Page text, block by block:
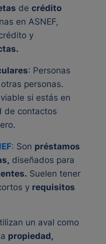
de crédito
en ASNEF,
y
: Personas
personas.
si estás en
de contactos
: Son préstamos
diseñados para
Suelen tener
y requisitos
un aval como
propiedad,